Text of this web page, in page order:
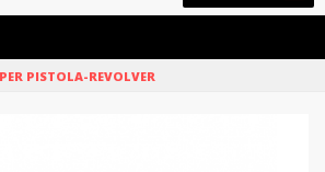
PISTOLA-REVOLVER